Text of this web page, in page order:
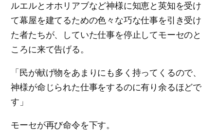
ルエルとオホリアブなど神様に知恵と英知を受け
て幕屋を建てるための色々な巧な仕事を引き受け
た者たちが、していた仕事を停止してモーセのと
ころに来て告げる。
「民が献げ物をあまりにも多く持ってくるので、
神様が命じられた仕事をするのに有り余るほどで
す」
モーセが再び命令を下す。